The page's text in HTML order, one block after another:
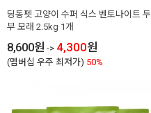
딩동펫 고양이 수퍼 식스 벤토나이트 두
부 모래 2.5kg 1개
8,600원 -> 4,300원
(멤버십 우주 최저가) 50%